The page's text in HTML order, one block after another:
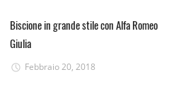
Biscione in grande stile con Alfa Romeo
Giulia
Febbraio 20, 2018